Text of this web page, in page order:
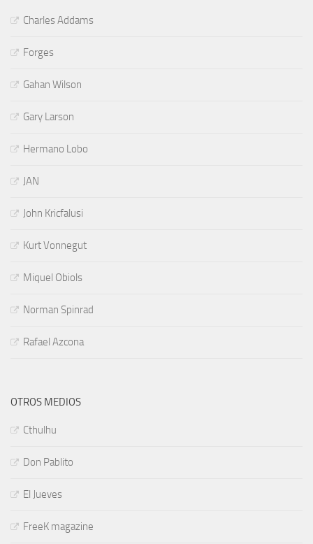
Charles Addams
Forges
Gahan Wilson
Gary Larson
Hermano Lobo
JAN
John Kricfalusi
Kurt Vonnegut
Miquel Obiols
Norman Spinrad
Rafael Azcona
OTROS MEDIOS
Cthulhu
Don Pablito
El Jueves
FreeK magazine